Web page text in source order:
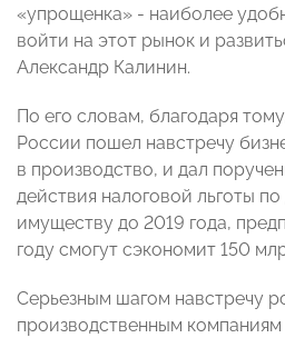
«упрощенка» - наиболее
войти на этот рынок и
Александр Калинин.
По его словам, благодаря
России пошел навстречу
в производство, и дал
действия налоговой льготы
имуществу до 2019 года,
году смогут сэкономит 150
Серьезным шагом навстречу
производственным